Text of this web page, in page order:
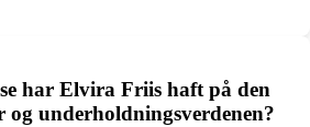
har Elvira Friis haft på den
underholdningsverdenen?